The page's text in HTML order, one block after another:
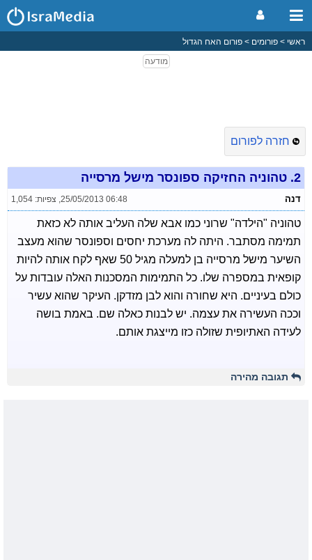
ראשי פורומים פורום האח הגדול
חזרה לפורום
2. טהוניה החזיקה ספונסר מישל מרסייה
דנה 25/05/2013 06:48
, צפיות: 1,054
טהוניה "הילדה" שרוני כמו אבא שלה העליב אותה לא כזאת
תמימה מסתבר. היתה לה מערכת יחסים וספונסר שהוא מעצב
השיער מישל מרסייה בן למעלה מגיל 50 שאף לקח אותה להיות
קופאית במספרה שלו. כל התמימות המסכנות האלה עובדות על
כולם בעיניים. היא שחורה והוא לבן מזדקן. העיקר שהוא עשיר
וככה העשירה את עצמה. יש לבנות כאלה שם. באמת בושה
לעידה האתיופית שזולה כזו מייצגת אותם.
תגובה מהירה